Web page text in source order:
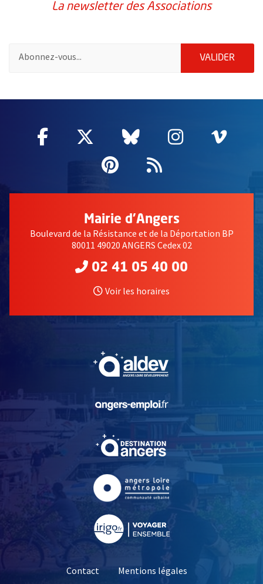
La newsletter des Associations
VALIDER
Facebook
, Ouvre une nouvelle fenêtre
Twitter
, Ouvre une nouvelle
Bluesky
, Ouvre une
Instagram
, Ouvre
,
Pinterest
, Ouvre une
Flux RSS
Mairie d'Angers
Boulevard de la Résistance et de la Déportation BP
80011 49020 ANGERS Cedex 02
02 41 05 40 00
Voir les horaires
, Ouvre une nouvelle
, Ouvre une nouvelle
Contact Mentions légales